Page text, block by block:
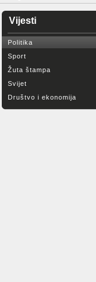
Vijesti
Politika
Sport
Žuta štampa
Svijet
Društvo i ekonomija